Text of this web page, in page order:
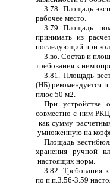
3.78 . Площадь
рабочее место.
3.79. Площадь п
приниматьиз
последующий при
3.во. Состав и пло
требования к ним
3.81. Площадь
(НБ) рекомендуется
плюс 50 м2
При устройстве
совместно с ним
как сумму
умноженную на
Площадь вестибю
хранения ручной
настоящих норм
3.82. Требования
по п.п.3.56-3.59